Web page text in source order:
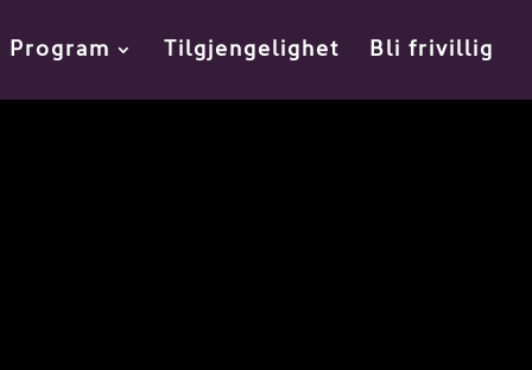
Program Tilgjengelighet Bli frivillig